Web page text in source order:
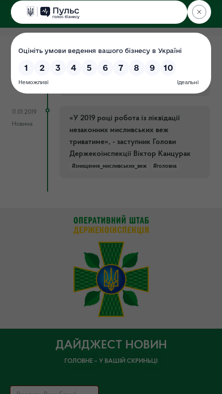
ДЕРЖЕКОІНСПЕКЦІЯ
05.02.2019
Новина
вежі
11.01.2019
Новина
«У 2019 році робота із ліквідації
незаконних мисливських веж
триватиме», - заступник Голови
Держекоінспекції Віктор Канцурак
#знищення_мисливських_веж #головна
ДАЙДЖЕСТ НОВИН
ГОЛОВНЕ – У ВАШІЙ СКРИНЬЦІ